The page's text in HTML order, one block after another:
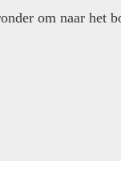
om naar het